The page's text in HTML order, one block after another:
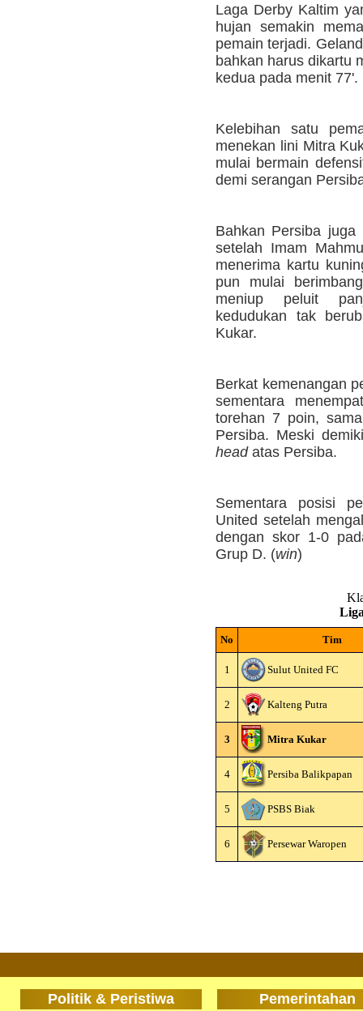
Laga Derby Kaltim
hujan semakin
pemain terjadi.
bahkan harus dikartu
kedua pada menit 77'.
Kelebihan satu
menekan lini Mitra
mulai bermain
demi serangan
Bahkan Persiba
setelah Imam
menerima kartu
pun mulai
meniup peluit
kedudukan tak
Kukar.
Berkat kemenangan
sementara
torehan 7 poin,
Persiba. Meski
headatas Persiba.
Sementara posisi
United setelah
dengan skor 1-0
Grup D. (win)
No Tim
1 Sulut United FC
2 Kalteng Putra
3 Mitra Kukar
4 Persiba Balikpapan
5 PSBS Biak
6 Persewar Waropen
Politik & Peristiwa Pemerintahan